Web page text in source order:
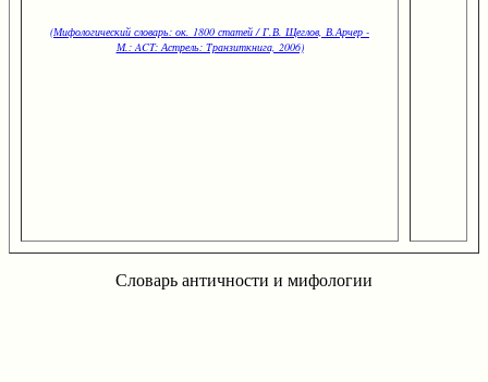
(Мифологический словарь: ок. 1800 статей / Г.В. Щеглов, В.Арчер -
М.: ACT: Астрель: Транзиткнига, 2006)
Словарь античности и мифологии